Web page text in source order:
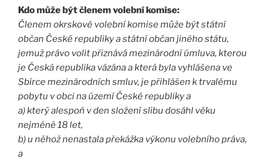
Kdo může být členem volební komise:
Členem okrskové volební komise může být státní
občan České republiky a státní občan jiného státu,
jemuž právo volit přiznává mezinárodní úmluva, kterou
je Česká republika vázána a která byla vyhlášena ve
Sbírce mezinárodních smluv, je přihlášen k trvalému
pobytu v obci na území České republiky a
a) který alespoň v den složení slibu dosáhl věku
nejméně 18 let,
b) u něhož nenastala překážka výkonu volebního práva,
a